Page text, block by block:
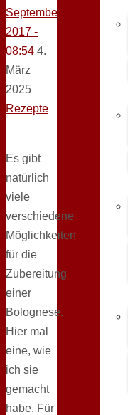
September
2017 -
08:54 4.
März
2025
Rezepte
Es gibt
natürlich
viele
verschiedene
Möglichkeiten
für die
Zubereitung
einer
Bolognese.
Hier mal
eine, wie
ich sie
gemacht
habe. Für